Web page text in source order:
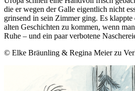
die er wegen der Galle eigentlich nicht
grinsend in sein Zimmer ging. Es
alten Geschichten zu kommen, wenn
Ruhe – und ein paar verbotene
© Elke Bräunling & Regina Meier zu